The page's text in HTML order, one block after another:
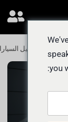
حول تسجيل
you